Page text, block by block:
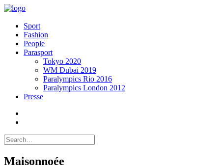
Sport
Fashion
People
Parasport
Tokyo 2020
WM Dubai 2019
Paralympics Rio 2016
Paralympics London 2012
Presse
Maisonnoée